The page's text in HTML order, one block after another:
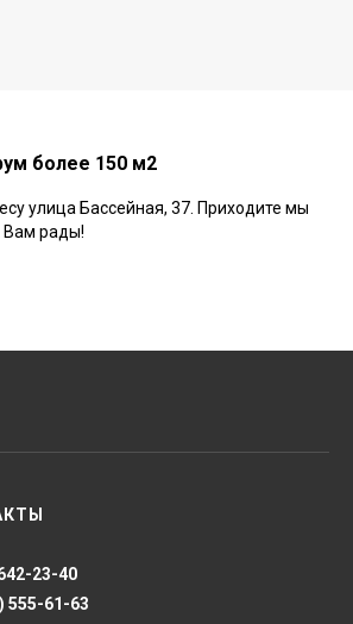
более 150 м2
улица Бассейная, 37. Приходите мы
Вам рады!
23-40
555-61-63